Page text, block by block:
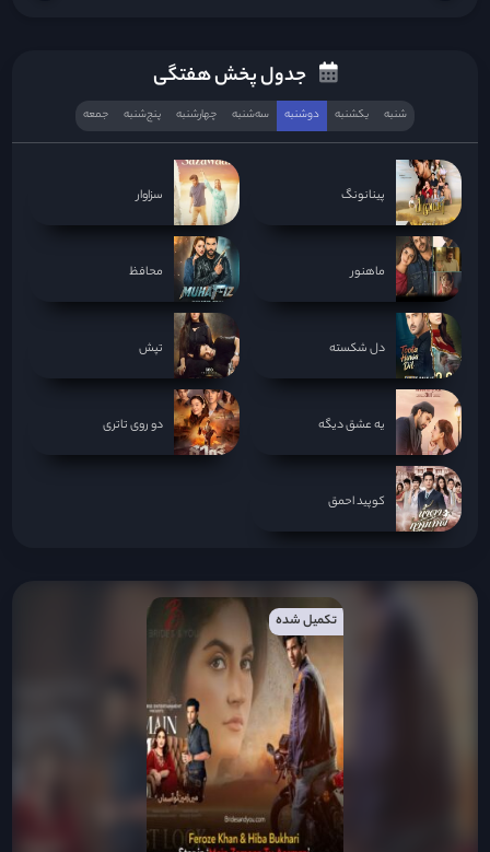
جدول پخش هفتگی
شنبه یکشنبه دوشنبه سه‌‌شنبه چهارشنبه پنج‌شنبه جمعه
پینانونگ سزاوار
ماهنور محافظ
دل شکسته تپش
یه عشق دیگه دو روی تاتری
کوپید احمق
تکمیل شده